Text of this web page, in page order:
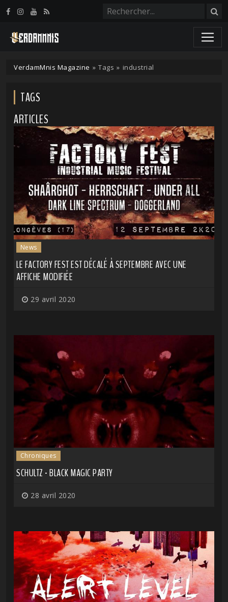
VerdamMnis Magazine » Tags » industrial
TAGS
ARTICLES
News
LE FACTORY FEST EST DÉCALÉ À SEPTEMBRE AVEC UNE
AFFICHE MODIFIÉE
29 avril 2020
Chroniques
SCHULTZ - BLACK MAGIC PARTY
28 avril 2020
Panneau de gestion des cookies